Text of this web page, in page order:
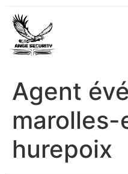
Agent
marolles-
hurepoix